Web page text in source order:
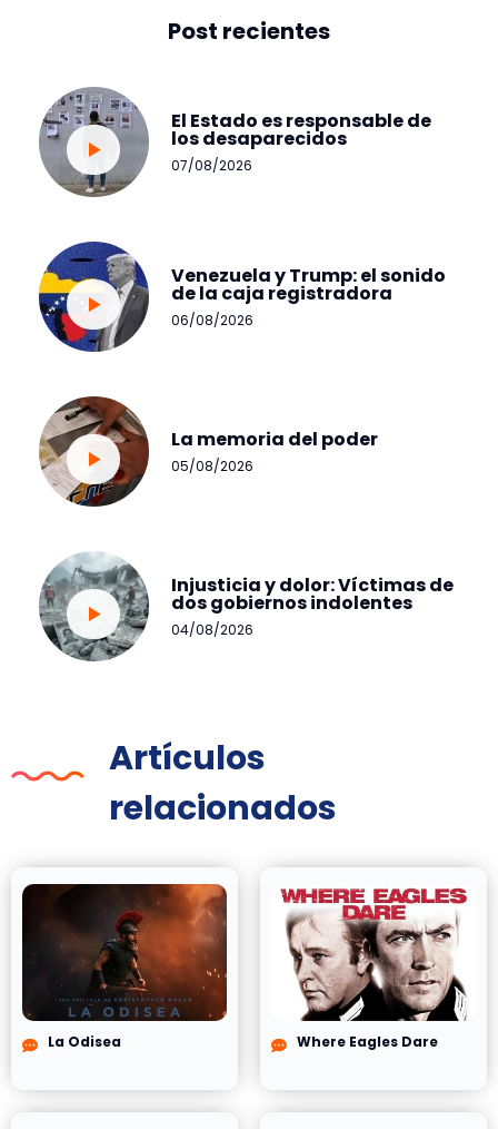
Post recientes
El Estado es responsable de
los desaparecidos
07/08/2026
Venezuela y Trump: el sonido
de la caja registradora
06/08/2026
La memoria del poder
05/08/2026
Injusticia y dolor: Víctimas de
dos gobiernos indolentes
04/08/2026
Artículos
relacionados
La Odisea Where Eagles Dare